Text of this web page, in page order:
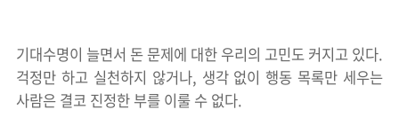
기대수명이 늘면서 돈 문제에 대한 우리의 고민도 커지고 있다.
걱정만 하고 실천하지 않거나, 생각 없이 행동 목록만 세우는
사람은 결코 진정한 부를 이룰 수 없다.